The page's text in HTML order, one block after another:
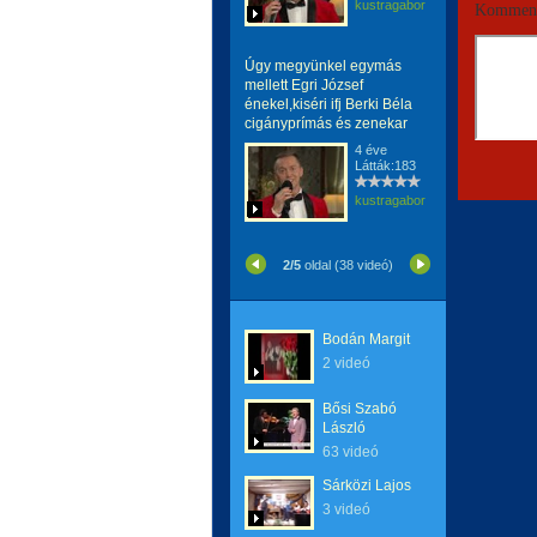
kustragabor
Úgy megyünkel egymás
mellett Egri József
énekel,kiséri ifj Berki Béla
cigányprímás és zenekar
4 éve
Látták:183
kustragabor
2/5 oldal (38 videó)
Bodán Margit
2 videó
Bősi Szabó
László
63 videó
Sárközi Lajos
3 videó